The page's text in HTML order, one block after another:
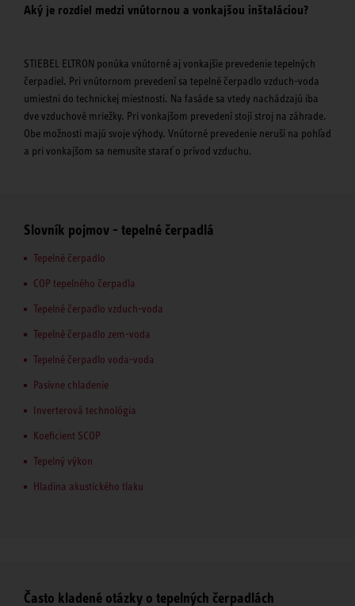
Aký je rozdiel medzi vnútornou a vonkajšou inštaláciou?
STIEBEL ELTRON ponúka vnútorné aj vonkajšie prevedenie tepelných
čerpadiel. Pri vnútornom prevedení sa tepelné čerpadlo vzduch-voda
umiestni do technickej miestnosti. Na fasáde sa vtedy nachádzajú iba
dve vzduchové mriežky. Pri vonkajšom prevedení stojí stroj na záhrade.
Obe možnosti majú svoje výhody. Vnútorné prevedenie neruší na pohľad
a pri vonkajšom sa nemusíte starať o prívod vzduchu.
Slovník pojmov - tepelné čerpadlá
Tepelné čerpadlo
COP tepelného čerpadla
Tepelné čerpadlo vzduch-voda
Tepelné čerpadlo zem-voda
Tepelné čerpadlo voda-voda
Pasívne chladenie
Inverterová technológia
Koeficient SCOP
Tepelný výkon
Hladina akustického tlaku
Často kladené otázky o tepelných čerpadlách